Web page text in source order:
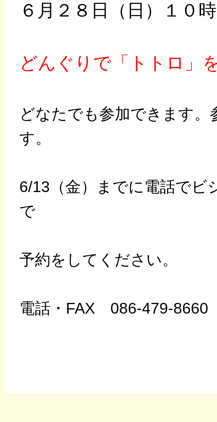
６月２８日（日）１
どんぐりで「トトロ」
どなたでも参加できます。
す。
6/13（金）までに電話でビ
で
予約をしてください。
電話・FAX 086-479-8660